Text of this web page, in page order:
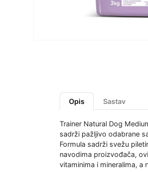
Opis Sastav
Trainer Natural Dog
sadrži pažljivo odabrane
Formula sadrži svežu
navodima proizvođača,
vitaminima i mineralima, a